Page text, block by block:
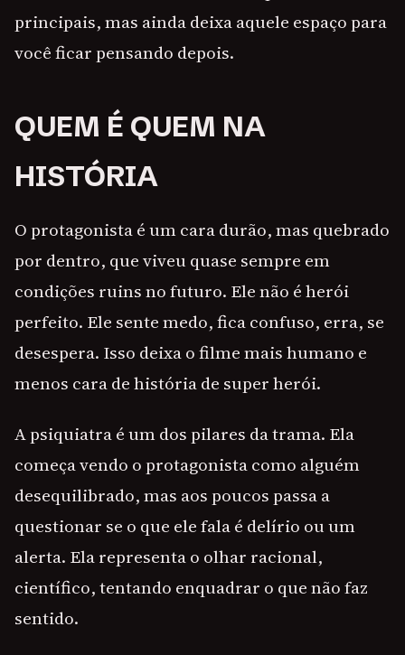
principais, mas ainda deixa aquele espaço para
você ficar pensando depois.
QUEM É QUEM NA
HISTÓRIA
O protagonista é um cara durão, mas quebrado
por dentro, que viveu quase sempre em
condições ruins no futuro. Ele não é herói
perfeito. Ele sente medo, fica confuso, erra, se
desespera. Isso deixa o filme mais humano e
menos cara de história de super herói.
A psiquiatra é um dos pilares da trama. Ela
começa vendo o protagonista como alguém
desequilibrado, mas aos poucos passa a
questionar se o que ele fala é delírio ou um
alerta. Ela representa o olhar racional,
científico, tentando enquadrar o que não faz
sentido.